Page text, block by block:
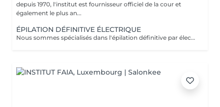
depuis 1970, l'institut est fournisseur officiel de la cour et
également le plus an...
ÉPILATION DÉFINITIVE ÉLECTRIQUE
Nous sommes spécialisés dans l'épilation définitive par électrolyse depuis 1970. Cette méthode d'épilation définitive est incontestée. L'électrolyse permet l'élimination définitive des cellules responsables de la pousse des poils en insérant un filament dans le follicule pileux et en appliquant un courant à grande vitesse adapté au poil et à la région cible. Toutes les couleurs de peau et de cheveux et toutes les régions peuvent être traitées efficacement et sans compromis.